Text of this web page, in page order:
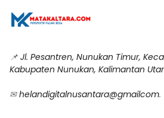
📌 Jl. Pesantren, Nunukan Timur,
Kabupaten Nunukan, Kalimantan
✉ helandigitalnusantara@gmailcom.